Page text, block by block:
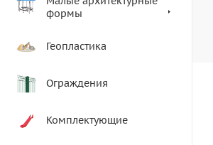
формы
Геопластика
Ограждения
Комплектующие